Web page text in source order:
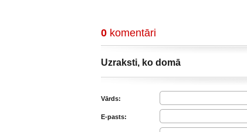
0 komentāri
Uzraksti, ko domā
Vārds:
E-pasts: